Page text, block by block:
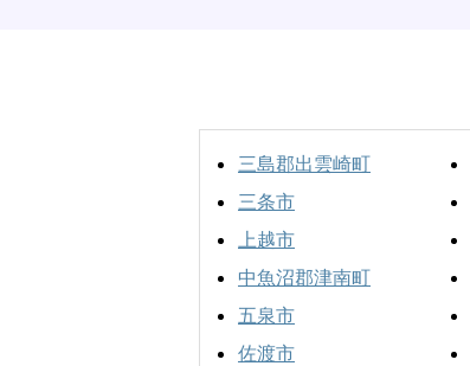
三島郡出雲崎町
三条市
上越市
中魚沼郡津南町
五泉市
佐渡市